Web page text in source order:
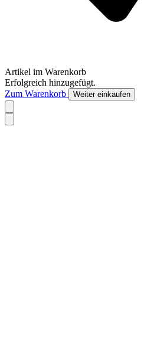
Artikel im Warenkorb
Erfolgreich hinzugefügt.
Zum Warenkorb
Weiter einkaufen